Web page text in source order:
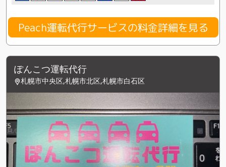
Peach運転代行サービスの料金詳細を見る
ぽんこつ運転代行
札幌市中央区,札幌市北区,札幌市白石区